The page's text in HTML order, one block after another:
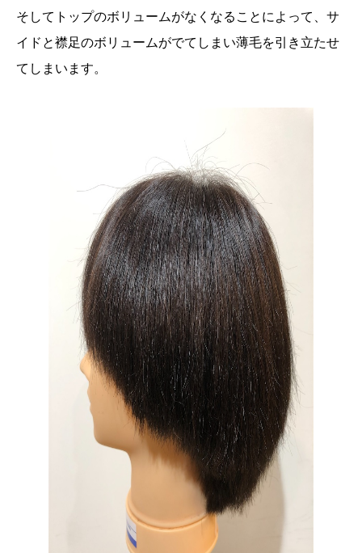
そしてトップのボリュームがなくなることによって、サ
イドと襟足のボリュームがでてしまい薄毛を引き立たせ
てしまいます。